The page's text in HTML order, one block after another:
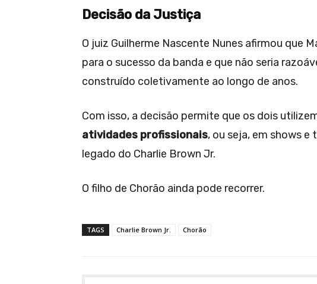
Decisão da Justiça
O juiz Guilherme Nascente Nunes afirmou que
para o sucesso da banda e que não seria
construído coletivamente ao longo de anos.
Com isso, a decisão permite que os dois
atividades profissionais, ou seja, em shows
legado do Charlie Brown Jr.
O filho de Chorão ainda pode recorrer.
TAGS Charlie Brown Jr. Chorão